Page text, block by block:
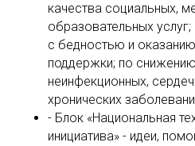
качества социальных,
образовательных
с бедностью и
поддержки; по
неинфекционных,
хронических
- Блок «Национальная
инициатива» - идеи,